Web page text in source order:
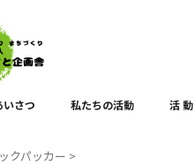
いさつ 私たちの活動 活 動
クパッカー >